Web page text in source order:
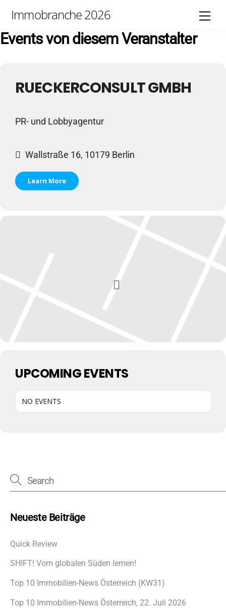
content
Immobranche 2026
Events von diesem Veranstalter
RUECKERCONSULT GMBH
PR- und Lobbyagentur
Wallstraße 16, 10179 Berlin
Learn More
UPCOMING EVENTS
NO EVENTS
Neueste Beiträge
Quick Review
SHIFT! Vom globalen Süden lernen!
Top 10 Immobilien-News Österreich (KW31)
Top 10 Immobilien-News Österreich, 22. Juli 2026